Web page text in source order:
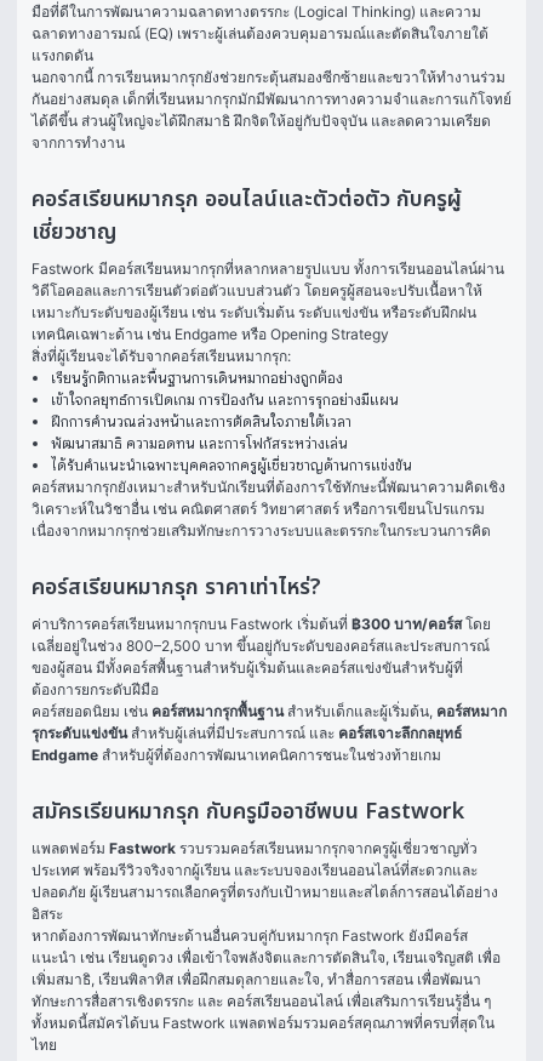
มือที่ดีในการพัฒนาความฉลาดทางตรรกะ (Logical Thinking) และความ
ฉลาดทางอารมณ์ (EQ) เพราะผู้เล่นต้องควบคุมอารมณ์และตัดสินใจภายใต้
แรงกดดัน
นอกจากนี้ การเรียนหมากรุกยังช่วยกระตุ้นสมองซีกซ้ายและขวาให้ทำงานร่วม
กันอย่างสมดุล เด็กที่เรียนหมากรุกมักมีพัฒนาการทางความจำและการแก้โจทย์
ได้ดีขึ้น ส่วนผู้ใหญ่จะได้ฝึกสมาธิ ฝึกจิตให้อยู่กับปัจจุบัน และลดความเครียด
จากการทำงาน
คอร์สเรียนหมากรุก ออนไลน์และตัวต่อตัว กับครูผู้
เชี่ยวชาญ
Fastwork มีคอร์สเรียนหมากรุกที่หลากหลายรูปแบบ ทั้งการเรียนออนไลน์ผ่าน
วิดีโอคอลและการเรียนตัวต่อตัวแบบส่วนตัว โดยครูผู้สอนจะปรับเนื้อหาให้
เหมาะกับระดับของผู้เรียน เช่น ระดับเริ่มต้น ระดับแข่งขัน หรือระดับฝึกฝน
เทคนิคเฉพาะด้าน เช่น Endgame หรือ Opening Strategy
สิ่งที่ผู้เรียนจะได้รับจากคอร์สเรียนหมากรุก:
เรียนรู้กติกาและพื้นฐานการเดินหมากอย่างถูกต้อง
เข้าใจกลยุทธ์การเปิดเกม การป้องกัน และการรุกอย่างมีแผน
ฝึกการคำนวณล่วงหน้าและการตัดสินใจภายใต้เวลา
พัฒนาสมาธิ ความอดทน และการโฟกัสระหว่างเล่น
ได้รับคำแนะนำเฉพาะบุคคลจากครูผู้เชี่ยวชาญด้านการแข่งขัน
คอร์สหมากรุกยังเหมาะสำหรับนักเรียนที่ต้องการใช้ทักษะนี้พัฒนาความคิดเชิง
วิเคราะห์ในวิชาอื่น เช่น คณิตศาสตร์ วิทยาศาสตร์ หรือการเขียนโปรแกรม
เนื่องจากหมากรุกช่วยเสริมทักษะการวางระบบและตรรกะในกระบวนการคิด
คอร์สเรียนหมากรุก ราคาเท่าไหร่?
ค่าบริการคอร์สเรียนหมากรุกบน Fastwork เริ่มต้นที่ ฿300 บาท/คอร์ส โดย
เฉลี่ยอยู่ในช่วง 800–2,500 บาท ขึ้นอยู่กับระดับของคอร์สและประสบการณ์
ของผู้สอน มีทั้งคอร์สพื้นฐานสำหรับผู้เริ่มต้นและคอร์สแข่งขันสำหรับผู้ที่
ต้องการยกระดับฝีมือ
คอร์สยอดนิยม เช่น คอร์สหมากรุกพื้นฐาน สำหรับเด็กและผู้เริ่มต้น, คอร์สหมาก
รุกระดับแข่งขัน สำหรับผู้เล่นที่มีประสบการณ์ และ คอร์สเจาะลึกกลยุทธ์
Endgame สำหรับผู้ที่ต้องการพัฒนาเทคนิคการชนะในช่วงท้ายเกม
สมัครเรียนหมากรุก กับครูมืออาชีพบน Fastwork
แพลตฟอร์ม Fastwork รวบรวมคอร์สเรียนหมากรุกจากครูผู้เชี่ยวชาญทั่ว
ประเทศ พร้อมรีวิวจริงจากผู้เรียน และระบบจองเรียนออนไลน์ที่สะดวกและ
ปลอดภัย ผู้เรียนสามารถเลือกครูที่ตรงกับเป้าหมายและสไตล์การสอนได้อย่าง
อิสระ
หากต้องการพัฒนาทักษะด้านอื่นควบคู่กับหมากรุก Fastwork ยังมีคอร์ส
แนะนำ เช่น เรียนดูดวง เพื่อเข้าใจพลังจิตและการตัดสินใจ, เรียนเจริญสติ เพื่อ
เพิ่มสมาธิ, เรียนพิลาทิส เพื่อฝึกสมดุลกายและใจ, ทำสื่อการสอน เพื่อพัฒนา
ทักษะการสื่อสารเชิงตรรกะ และ คอร์สเรียนออนไลน์ เพื่อเสริมการเรียนรู้อื่น ๆ
ทั้งหมดนี้สมัครได้บน Fastwork แพลตฟอร์มรวมคอร์สคุณภาพที่ครบที่สุดใน
ไทย